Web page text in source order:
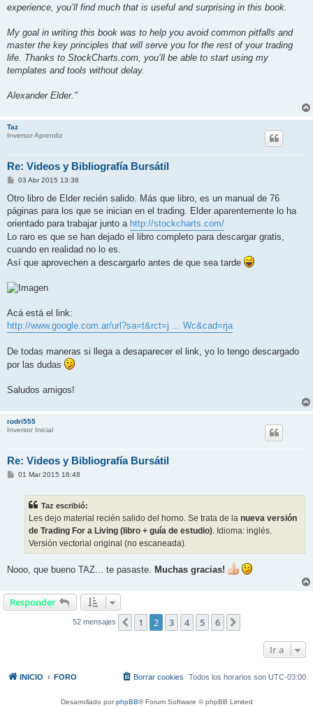
experience, you’ll find much that is useful and surprising in this book.
My goal in writing this book was to help you avoid common pitfalls and
master the key principles that will serve you for the rest of your trading
life. Thanks to StockCharts.com, you’ll be able to start using my
templates and tools without delay.
Alexander Elder."
Taz
Inversor Aprendiz
Re: Videos y Bibliografía Bursátil
M
n
a
j
03 Abr 2015 13:38
Otro libro de Elder recién salido. Más que libro, es un manual de 76
páginas para los que se inician en el trading. Elder aparentemente lo ha
orientado para trabajar junto a http://stockcharts.com/
Lo raro es que se han dejado el libro completo para descargar gratis,
cuando en realidad no lo es.
Así que aprovechen a descargarlo antes de que sea tarde
Acá está el link:
http://www.google.com.ar/url?sa=t&rct=j ... Wc&cad=rja
De todas maneras si llega a desaparecer el link, yo lo tengo descargado
por las dudas
Saludos amigos!
rodri555
Inversor Inicial
Re: Videos y Bibliografía Bursátil
M01 Mar 2015 16:48
Taz escribió:
Les dejo material recién salido del horno. Se trata de la nueva versión
de Trading For a Living (libro + guía de estudio). Idioma: inglés.
Versión vectorial original (no escaneada).
Nooo, que bueno TAZ... te pasaste. Muchas gracias!
Responder
52 mensajes Anterior
1 2 3 4 5 6
Ir a
INICIO FORO Todos los horarios son UTC-03:00
Borrar cookies
Desarrollado porphpBB® Forum Software © phpBB Limited